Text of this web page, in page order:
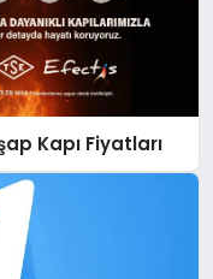
Kapı Fiyatları